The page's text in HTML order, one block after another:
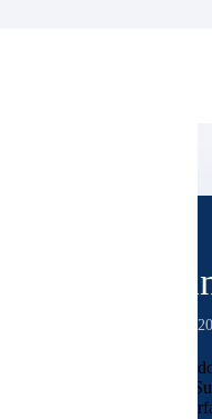
19. März
Der
Welche
unsere